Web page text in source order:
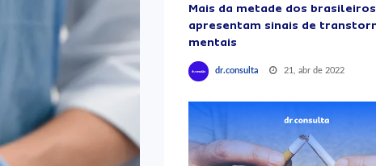
Mais da metade dos brasileiros
apresentam sinais de
mentais
dr.consulta 21, abr de 2022